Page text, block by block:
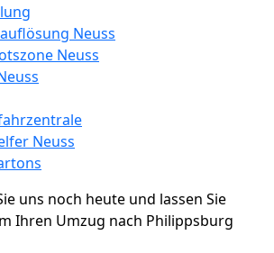
Neuss
Neuss
Neuss
uns noch heute und lassen Sie
Ihren Umzug nach Philippsburg